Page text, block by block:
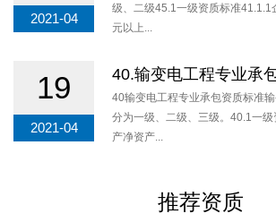
2021-04
级、二级45.1一级资质标准
元以上...
19
2021-04
40.输变电工程专业承
40输变电工程专业承包资质标准
分为一级、二级、三级。40.1一
产净资产...
推荐资质